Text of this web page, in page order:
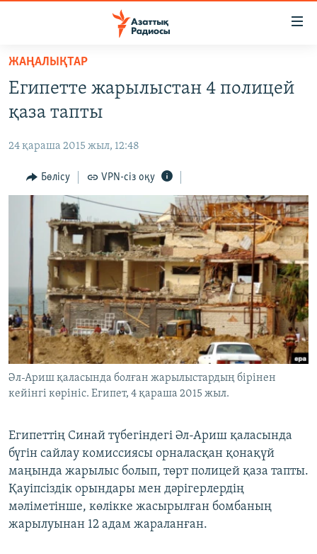
Skip
main
content
to
Navigation
Skip
Search
ҚАҢТАР ОҚИҒАСЫ
АДАМ ҚҰҚЫҚТАРЫ
ӘЛЕУМЕТ
ӘЛЕМ
АРНАЙЫ ЖОБАЛАР
Русский
ЖАЗЫЛЫҢЫЗ
Басқа тілдерде
ЖАҢАЛЫҚТАР
Египетте жарылыстан 4 полицей
қаза тапты
24 қараша 2015 жыл, 12:48
Бөлісу VPN-сіз оқу
Әл-Ариш қаласында болған жарылыстардың бірінен
кейінгі көрініс. Египет, 4 қараша 2015 жыл.
Египеттің Синай түбегіндегі Әл-Ариш қаласында
бүгін сайлау комиссиясы орналасқан қонақүй
маңында жарылыс болып, төрт полицей қаза тапты.
Қауіпсіздік орындары мен дәрігерлердің
мәліметінше, көлікке жасырылған бомбаның
жарылуынан 12 адам жараланған.